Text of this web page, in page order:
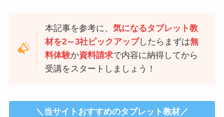
本記事を参考に、気になるタブレット教
材を2～3社ピックアップしたらまずは無
料体験か資料請求で内容に納得してから
受講をスタートしましょう！
＼当サイトおすすめのタブレット教材／